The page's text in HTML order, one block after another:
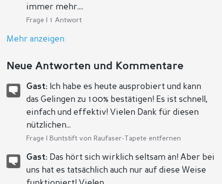
immer mehr....
Frage | 1 Antwort
Mehr anzeigen
Neue Antworten und Kommentare
Gast: Ich habe es heute ausprobiert und kann
das Gelingen zu 100% bestätigen! Es ist schnell,
einfach und effektiv! Vielen Dank für diesen
nützlichen...
Frage | Buntstift von Raufaser-Tapete entfernen
Gast: Das hört sich wirklich seltsam an! Aber bei
uns hat es tatsächlich auch nur auf diese Weise